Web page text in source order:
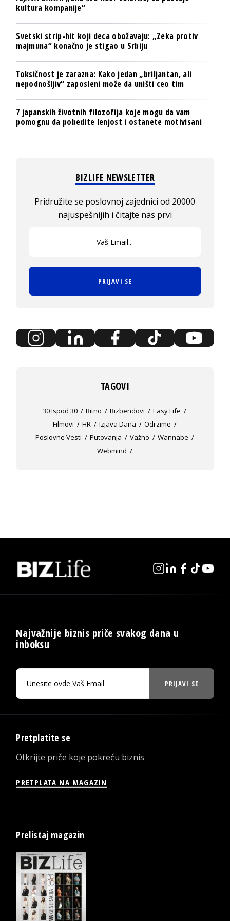
kultura kompanije“
Svetski strip-hit koji deca obožavaju: „Zeka protiv
majmuna“ konačno je stigao u Srbiju
Toksičnost je zarazna: Kako jedan „briljantan, ali
nepodnošljiv“ zaposleni može da uništi ceo tim
7 japanskih životnih filozofija koje mogu da vam
pomognu da pobedite lenjost i ostanete motivisani
BIZLIFE NEWSLETTER
Pridružite se poslovnoj zajednici od 20000
najuspešnijih i čitajte nas prvi
PRIJAVI SE
TAGOVI
30 Ispod 30 Bitno Bizbendovi
Easy Life
Filmovi
HR Izjava Dana
Odrzime
Poslovne Vesti
Putovanja Važno
Wannabe
Webmind
Najvažnije biznis priče svakog dana u
inboksu
PRIJAVI SE
Pretplatite se
Otkrijte priče koje pokreću biznis
PRETPLATA NA MAGAZIN
Prelistaj magazin